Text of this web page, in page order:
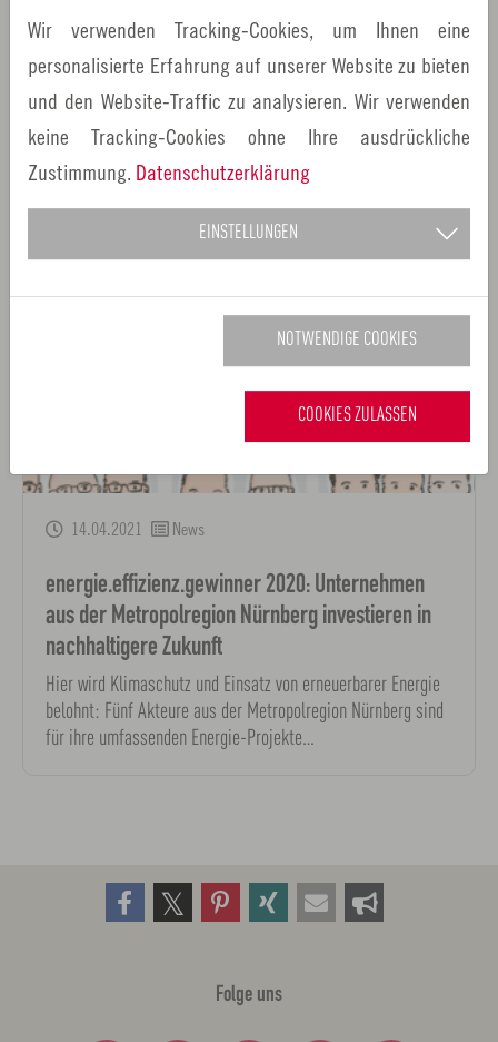
oder unter
http://www.energie-effizienz-
gewinner.de/gewinner/
ZURÜCK
14.04.2021 News
energie.effizienz.gewinner 2020: Unternehmen
aus der Metropolregion Nürnberg investieren in
nachhaltigere Zukunft
Hier wird Klimaschutz und Einsatz von erneuerbarer Energie
belohnt: Fünf Akteure aus der Metropolregion Nürnberg sind
für ihre umfassenden Energie-Projekte…
Folge uns
Wir verwenden Tracking-Cookies, um Ihnen eine
personalisierte Erfahrung auf unserer Website zu bieten
und den Website-Traffic zu analysieren. Wir verwenden
keine Tracking-Cookies ohne Ihre ausdrückliche
Zustimmung. Datenschutzerklärung
EINSTELLUNGEN
NOTWENDIGE COOKIES
COOKIES ZULASSEN